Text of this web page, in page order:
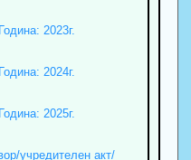
2023г.
2024г.
2025г.
учредителен акт/